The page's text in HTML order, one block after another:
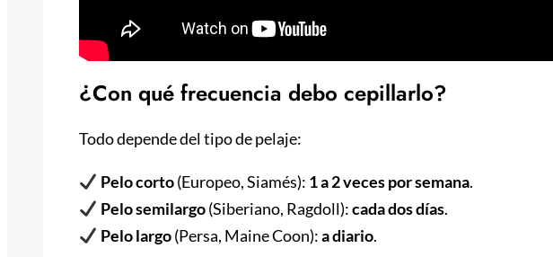
¿Con qué frecuencia debo cepillarlo?
Todo depende del tipo de pelaje:
Pelo corto(Europeo, Siamés): 1 a 2 veces por semana.
Pelo semilargo(Siberiano, Ragdoll):cada dos días.
Pelo largo(Persa, Maine Coon):a diario.